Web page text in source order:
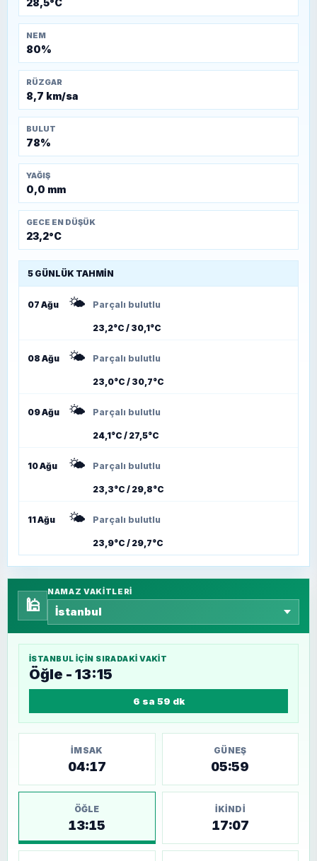
NEM
80%
RÜZGAR
8,7 km/sa
BULUT
78%
YAĞIŞ
0,0 mm
GECE EN DÜŞÜK
23,2°C
5 GÜNLÜK TAHMIN
07 Ağu 🌤️ Parçalı bulutlu
23,2°C / 30,1°C
08 Ağu 🌤️ Parçalı bulutlu
23,0°C / 30,7°C
09 Ağu 🌤️ Parçalı bulutlu
24,1°C / 27,5°C
10 Ağu 🌤️ Parçalı bulutlu
23,3°C / 29,8°C
11 Ağu 🌤️ Parçalı bulutlu
23,9°C / 29,7°C
🕌
NAMAZ VAKITLERI
İSTANBUL IÇIN SIRADAKI VAKIT
Öğle - 13:15
6 sa 59 dk
İMSAK
04:17
GÜNEŞ
05:59
ÖĞLE
13:15
İKINDI
17:07